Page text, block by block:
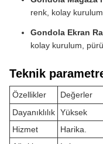
renk, kolay
Gondola Ekran
kolay kurulum,
Teknik
Özellikler
Değerler
Dayanıklılık Yüksek
Hizmet
Harika.